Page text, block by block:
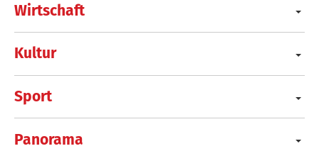
Wirtschaft
Kultur
Sport
Panorama